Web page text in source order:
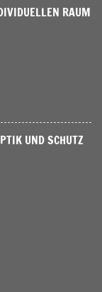
RAUM
UND SCHUTZ